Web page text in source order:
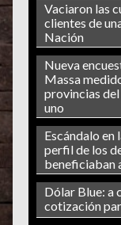
Vaciaron las
clientes de
Nación
Nueva
Massa
provincias del
uno
Escándalo en
perfil de los
beneficiaban
Dólar Blue: a
cotización